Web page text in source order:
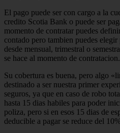
El pago puede ser con cargo a la
credito Scotia Bank o puede ser
momento de contratar puedes
contado pero tambien puedes
desde mensual, trimestral o
se hace al momento de contratacion.
Su cobertura es buena, pero algo
destinado a ser nuestra primer
seguros, ya que en caso de robo
hasta 15 dias habiles para poder
poliza, pero si en esos 15 dias de
deducible a pagar se reduce del